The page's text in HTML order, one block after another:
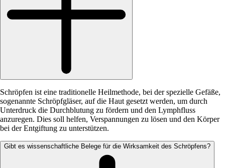
Schröpfen ist eine traditionelle Heilmethode, bei der spezielle Gefäße,
sogenannte Schröpfgläser, auf die Haut gesetzt werden, um durch
Unterdruck die Durchblutung zu fördern und den Lymphfluss
anzuregen. Dies soll helfen, Verspannungen zu lösen und den Körper
bei der Entgiftung zu unterstützen.
Gibt es wissenschaftliche Belege für die Wirksamkeit des Schröpfens?